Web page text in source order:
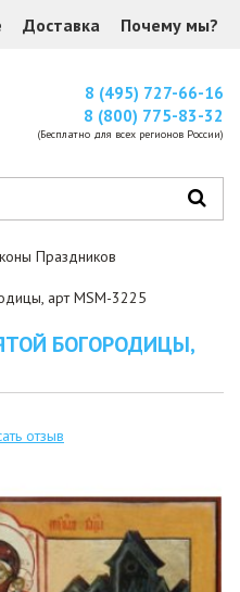
Доставка Почему мы?
8 (495) 727-66-16
8 (800) 775-83-32
(Бесплатно для всех регионов России)
Праздников
арт MSM-3225
БОГОРОДИЦЫ,
отзыв